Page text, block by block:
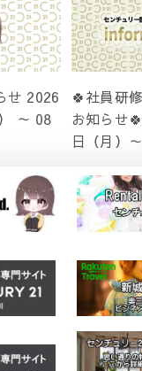
せ 2026
～ 08
🍀社員研
お知らせ
日（月）